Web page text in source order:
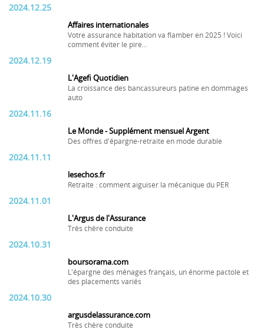
2024.12.25
Affaires internationales
Votre assurance habitation va flamber en 2025 ! Voici
comment éviter le pire...
2024.12.19
L'Agefi Quotidien
La croissance des bancassureurs patine en dommages
auto
2024.11.16
Le Monde - Supplément mensuel Argent
Des offres d'épargne-retraite en mode durable
2024.11.11
lesechos.fr
Retraite : comment aiguiser la mécanique du PER
2024.11.01
L'Argus de l'Assurance
Très chère conduite
2024.10.31
boursorama.com
L'épargne des ménages français, un énorme pactole et
des placements variés
2024.10.30
argusdelassurance.com
Très chère conduite